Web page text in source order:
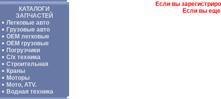
КАТАЛОГИ
ЗАПЧАСТЕЙ
Легковые авто
Грузовые авто
ОЕМ легковые
OEM грузовые
Погрузчики
С/х техника
Строительная
Краны
Моторы
Мото, ATV.
Водная техника
Если вы
Если вы еще